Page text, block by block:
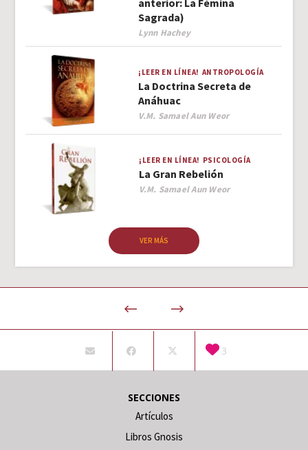
anterior: La Fémina
Sagrada)
Author
Lynn Hachey
¡LEER EN LÍNEA! ANTROPOLOGÍA
La Doctrina Secreta de
Anáhuac
Author
V.M. Samael Aun Weor
¡LEER EN LÍNEA! PSICOLOGÍA
La Gran Rebelión
Author
V.M. Samael Aun Weor
VER MÁS
3
SECCIONES
Artículos
Libros Gnosis